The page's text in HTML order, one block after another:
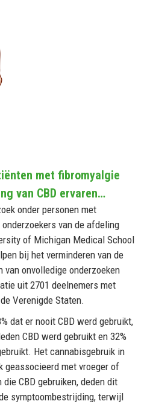
met fibromyalgie
van CBD ervaren…
onder personen met
van de afdeling
of Michigan Medical School
bij het verminderen van de
onvolledige onderzoeken
uit 2701 deelnemers met
Verenigde Staten.
dat er nooit CBD werd gebruikt,
CBD werd gebruikt en 32%
Het cannabisgebruik in
geassocieerd met vroeger of
CBD gebruiken, deden dit
symptoombestrijding, terwijl